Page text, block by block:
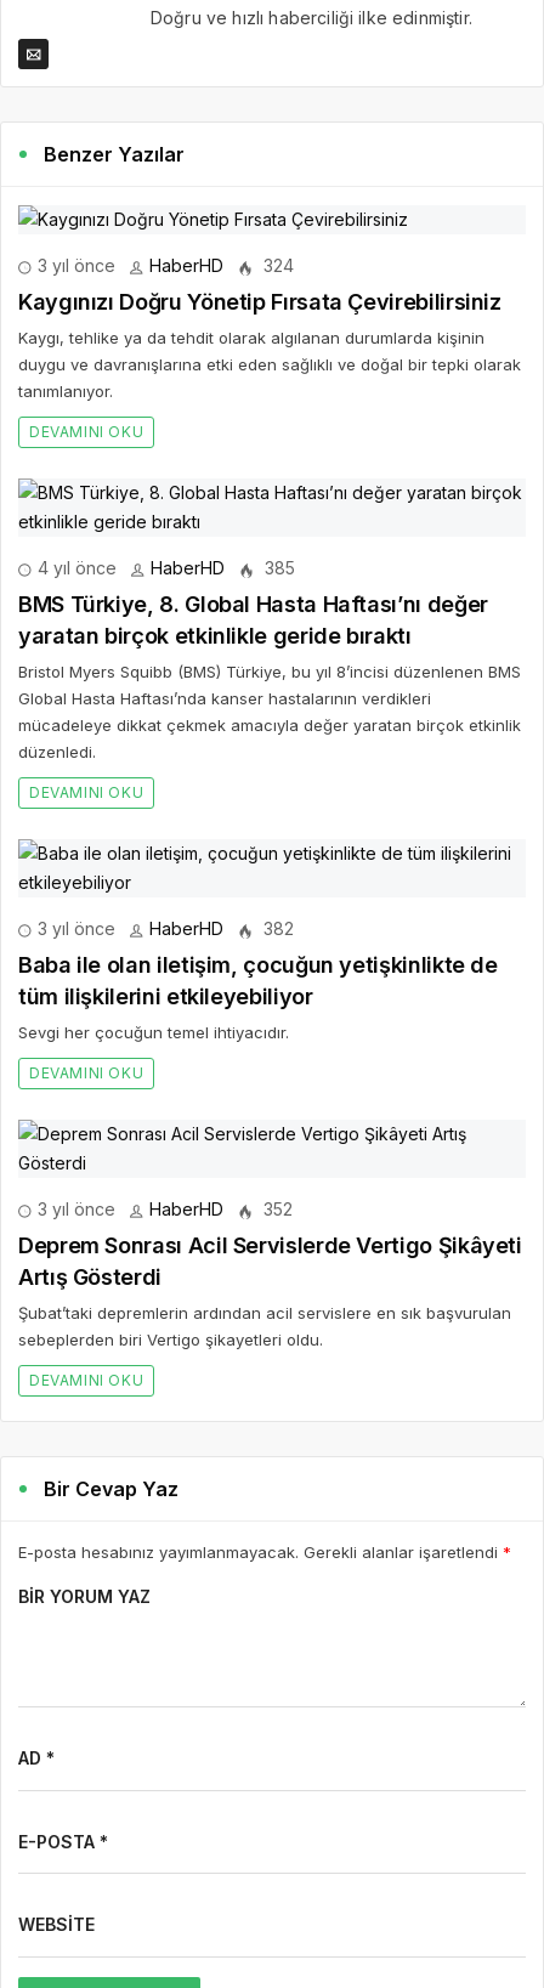
Doğru ve hızlı haberciliği ilke edinmiştir.
Benzer Yazılar
3 yıl önce HaberHD 324
Kaygınızı Doğru Yönetip Fırsata Çevirebilirsiniz
Kaygı, tehlike ya da tehdit olarak algılanan durumlarda kişinin
duygu ve davranışlarına etki eden sağlıklı ve doğal bir tepki olarak
tanımlanıyor.
DEVAMINI OKU
4 yıl önce HaberHD 385
BMS Türkiye, 8. Global Hasta Haftası’nı değer
yaratan birçok etkinlikle geride bıraktı
Bristol Myers Squibb (BMS) Türkiye, bu yıl 8’incisi düzenlenen BMS
Global Hasta Haftası’nda kanser hastalarının verdikleri
mücadeleye dikkat çekmek amacıyla değer yaratan birçok etkinlik
düzenledi.
DEVAMINI OKU
3 yıl önce HaberHD 382
Baba ile olan iletişim, çocuğun yetişkinlikte de
tüm ilişkilerini etkileyebiliyor
Sevgi her çocuğun temel ihtiyacıdır.
DEVAMINI OKU
3 yıl önce HaberHD 352
Deprem Sonrası Acil Servislerde Vertigo Şikâyeti
Artış Gösterdi
Şubat’taki depremlerin ardından acil servislere en sık başvurulan
sebeplerden biri Vertigo şikayetleri oldu.
DEVAMINI OKU
Bir Cevap Yaz
E-posta hesabınız yayımlanmayacak. Gerekli alanlar işaretlendi *
BIR YORUM YAZ
AD *
E-POSTA *
WEBSITE